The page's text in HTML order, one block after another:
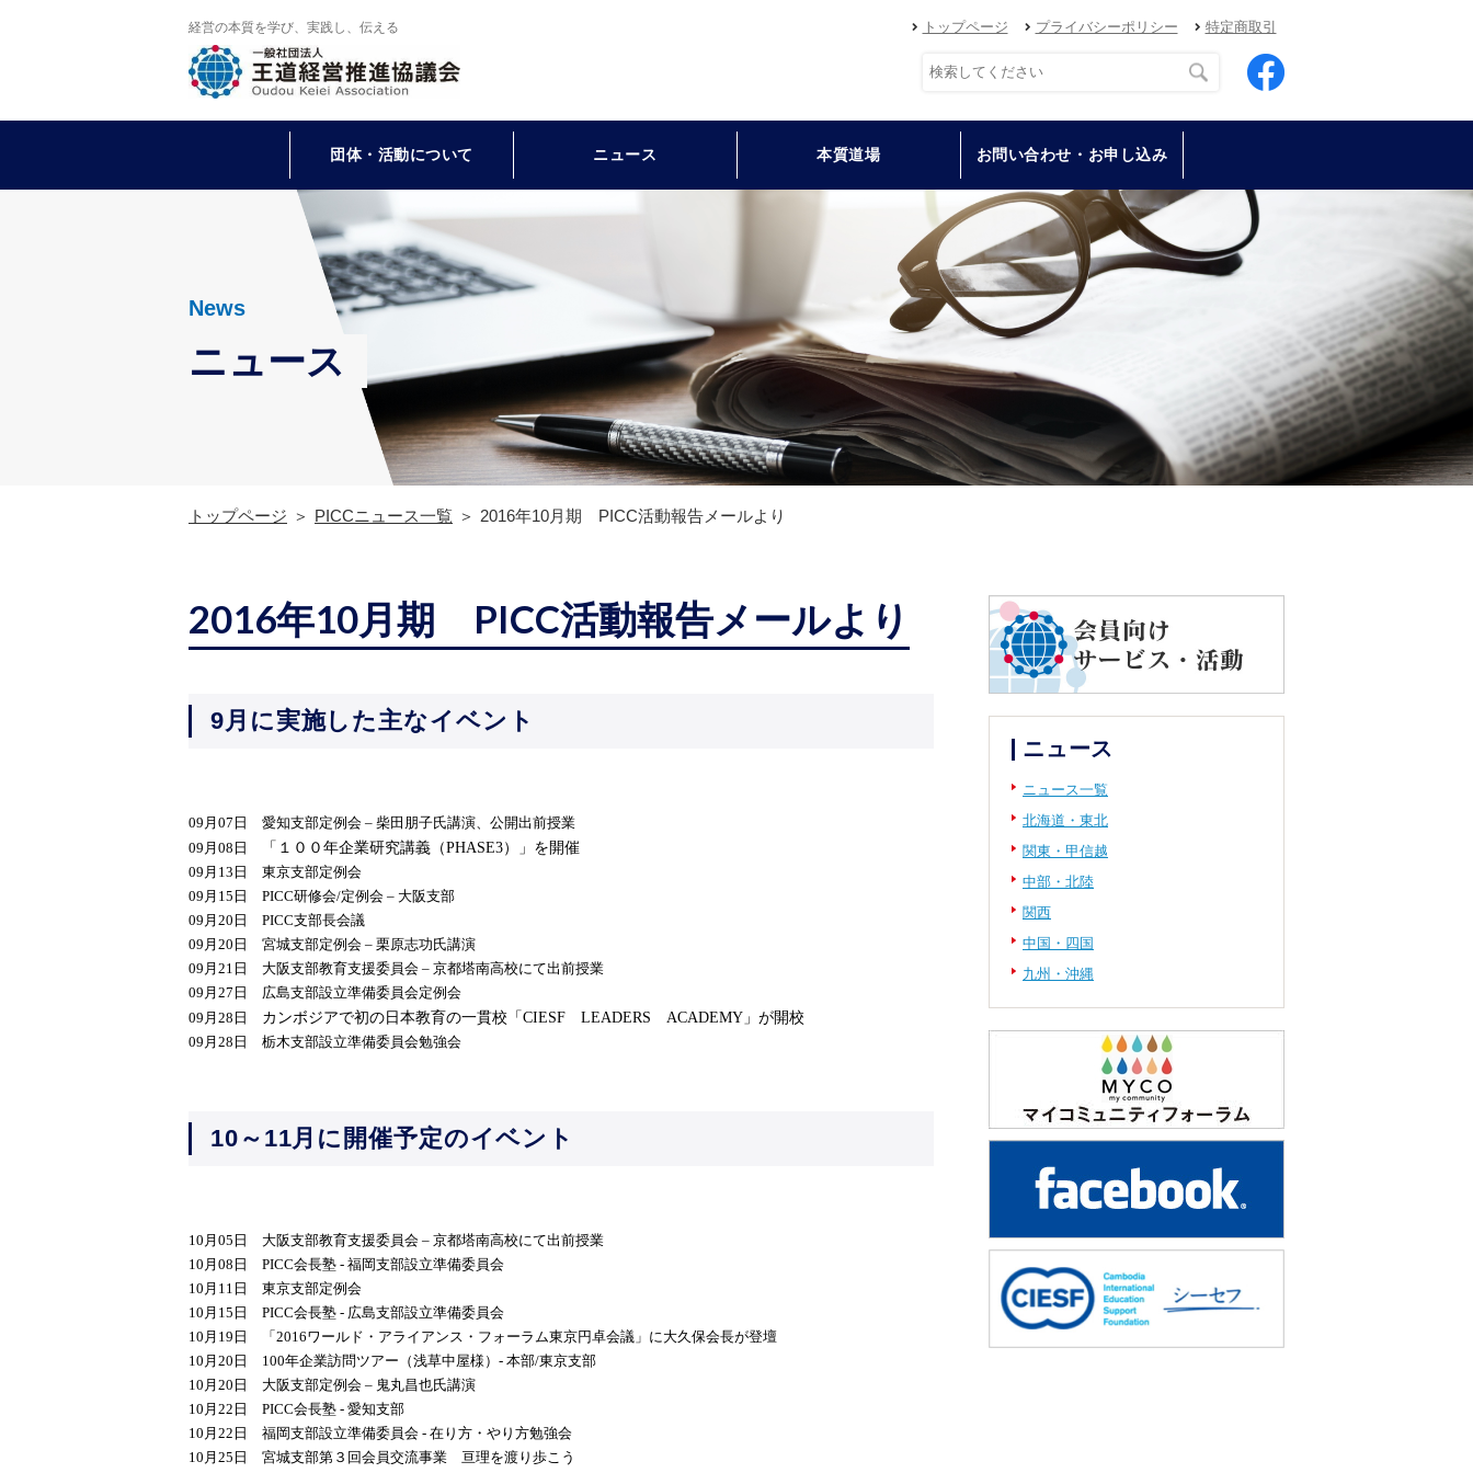
経営の本質を学び、実践し、伝える トップページ プライバシーポリシー 特定商取引
団体・活動について ニュース 本質道場 お問い合わせ・お申し込み
News
ニュース
トップページ PICCニュース一覧 2016年10月期 PICC活動報告メールより
2016年10月期 PICC活動報告メールより
9月に実施した主なイベント
09 月 07 日 愛知支部定例会 – 柴田朋子氏講演、公開出前授業
09月08日
「１００年企業研究講義（PHASE3）」を開催
09月13日 東京支部定例会
09 月 15 日 PICC研修会/定例会 – 大阪支部
09月20日 PICC支部長会議
09 月 20 日 宮城支部定例会 – 栗原志功氏講演
09 月 21 日 大阪支部教育支援委員会 – 京都塔南高校にて出前授業
09 月 27 日 広島支部設立準備委員会定例会
09月28日 カンボジアで初の日本教育の一貫校「 CIESF LEADERS ACADEMY 」が開校
09 月 28 日 栃木支部設立準備委員会勉強会
10～11月に開催予定のイベント
10 月 05 日 大阪支部教育支援委員会 – 京都塔南高校にて出前授業
10 月 08 日 PICC会長塾 - 福岡支部設立準備委員会
10 月 11 日 東京支部定例会
10 月 15 日 PICC会長塾 - 広島支部設立準備委員会
10 月 19 日 「 2016ワールド・アライアンス・フォーラム東京円卓会議」に大久保会長が登壇
10 月 20 日 100年企業訪問ツアー（浅草中屋様） - 本部/東京支部
10 月 20 日 大阪支部定例会 – 鬼丸昌也氏講演
10 月 22 日 PICC会長塾 - 愛知支部
10 月 22 日 福岡支部設立準備委員会 - 在り方・やり方勉強会
10 月 25 日 宮城支部第３回会員交流事業 亘理を渡り歩こう
ニュース
ニュース一覧
北海道・東北
関東・甲信越
中部・北陸
関西
中国・四国
九州・沖縄